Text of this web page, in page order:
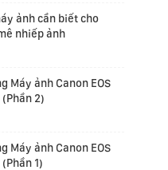
ảnh cần biết cho
nhiếp ảnh
Máy ảnh Canon EOS
2)
Máy ảnh Canon EOS
1)